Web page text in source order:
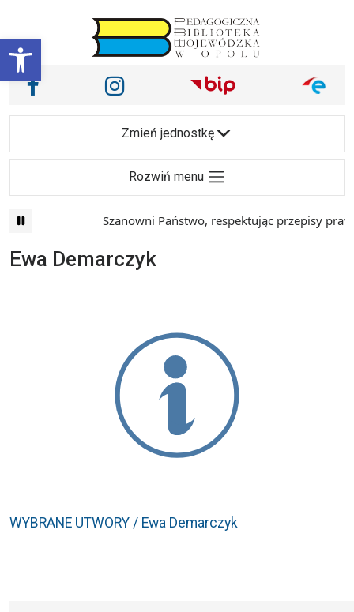
Otwórz pasek narzędzi
Main Navigation
Nasze media społecznościowe i inne
Facebook Instagram
Zmień jednostkę
Rozwiń menu
Szanowni Państwo, respektując przepisy
Ewa Demarczyk
WYBRANE UTWORY / Ewa Demarczyk